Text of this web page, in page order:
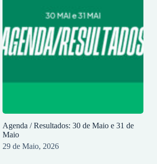
Agenda / Resultados: 30 de Maio e 31 de
Maio
29 de Maio, 2026